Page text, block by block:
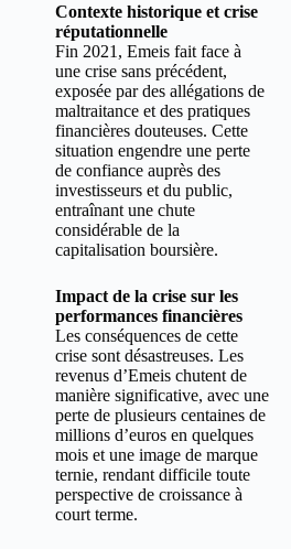
Contexte historique et crise
réputationnelle
Fin 2021, Emeis fait face à
une crise sans précédent,
exposée par des allégations de
maltraitance et des pratiques
financières douteuses. Cette
situation engendre une perte
de confiance auprès des
investisseurs et du public,
entraînant une chute
considérable de la
capitalisation boursière.
Impact de la crise sur les
performances financières
Les conséquences de cette
crise sont désastreuses. Les
revenus d’Emeis chutent de
manière significative, avec une
perte de plusieurs centaines de
millions d’euros en quelques
mois et une image de marque
ternie, rendant difficile toute
perspective de croissance à
court terme.